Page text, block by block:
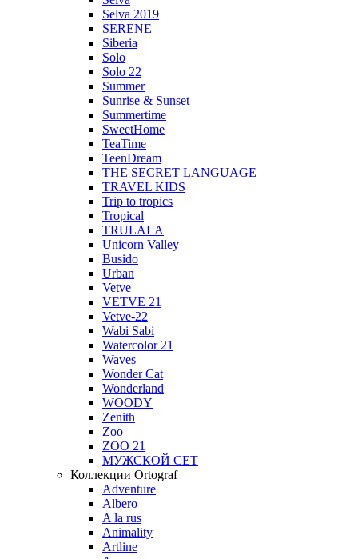
Selva 2019
SERENE
Siberia
Solo
Solo 22
Summer
Sunrise & Sunset
Summertime
SweetHome
TeaTime
TeenDream
THE SECRET LANGUAGE
TRAVEL KIDS
Trip to tropics
Tropical
TRULALA
Unicorn Valley
Busido
Urban
Vetve
VETVE 21
Vetve-22
Wabi Sabi
Watercolor 21
Waves
Wonder Cat
Wonderland
WOODY
Zenith
Zoo
ZOO 21
МУЖСКОЙ СЕТ
Коллекции Ortograf
Adventure
Albero
A la rus
Animality
Artline